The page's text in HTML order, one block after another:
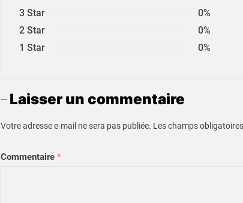
3 Star
0%
2 Star
0%
1 Star
0%
Laisser un commentaire
Votre adresse e-mail ne sera pas publiée. Les champs
Commentaire *